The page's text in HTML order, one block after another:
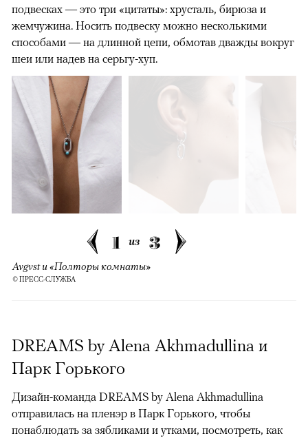
подвесках — это три «цитаты»: хрусталь, бирюза и
жемчужина. Носить подвеску можно несколькими
способами — на длинной цепи, обмотав дважды вокруг
шеи или надев на серьгу-хуп.
1 из 3
Avgvst и «Полторы комнаты»
© ПРЕСС-СЛУЖБА
DREAMS by Alena Akhmadullina и
Парк Горького
Дизайн-команда DREAMS by Alena Akhmadullina
отправилась на пленэр в Парк Горького, чтобы
понаблюдать за зябликами и утками, посмотреть, как